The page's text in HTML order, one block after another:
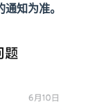
知为准。